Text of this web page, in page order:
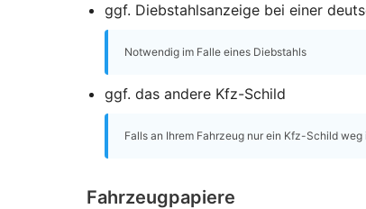
ggf. Diebstahlsanzeige bei einer
Notwendig im Falle eines Diebstahls
ggf. das andere Kfz-Schild
Falls an Ihrem Fahrzeug nur ein Kfz-Schild
Fahrzeugpapiere